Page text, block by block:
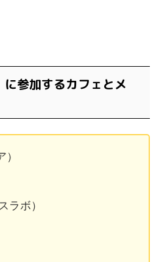
に参加するカフェとメ
ラボ）